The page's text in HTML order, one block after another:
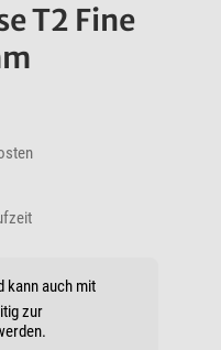
T2 Fine
kann auch mit
zur